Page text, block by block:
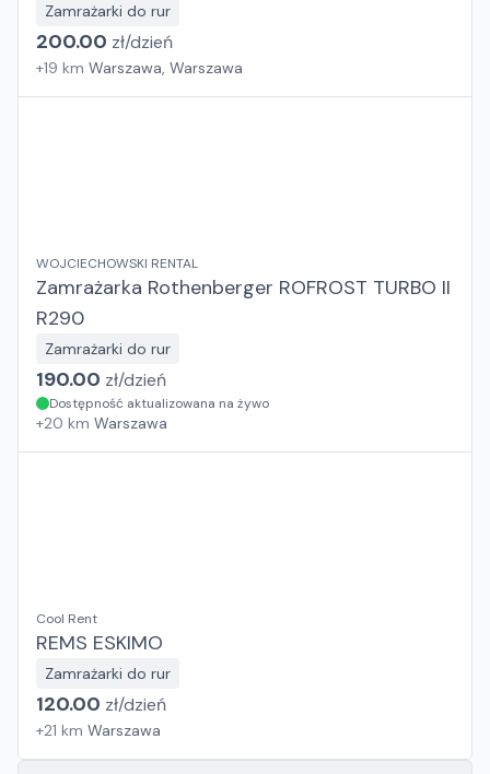
Zamrażarki do rur
200.00 zł/dzień
+19 km Warszawa, Warszawa
WOJCIECHOWSKI RENTAL
Zamrażarka Rothenberger ROFROST TURBO II
R290
Zamrażarki do rur
190.00 zł/dzień
Dostępność aktualizowana na żywo
+20 km Warszawa
Cool Rent
REMS ESKIMO
Zamrażarki do rur
120.00 zł/dzień
+21 km Warszawa